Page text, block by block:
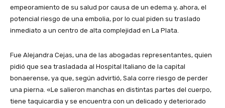
empeoramiento de su salud por causa de un edema y, ahora, el
potencial riesgo de una embolia, por lo cual piden su traslado
inmediato a un centro de alta complejidad en La Plata.
Fue Alejandra Cejas, una de las abogadas representantes, quien
pidió que sea trasladada al Hospital Italiano de la capital
bonaerense, ya que, según advirtió, Sala corre riesgo de perder
una pierna. «Le salieron manchas en distintas partes del cuerpo,
tiene taquicardia y se encuentra con un delicado y deteriorado